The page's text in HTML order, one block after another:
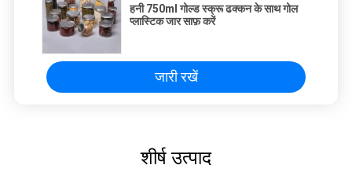
हनी 750ml गोल्ड स्क्रू ढक्कन के साथ गोल
प्लास्टिक जार साफ़ करें
जारी रखें
शीर्ष उत्पाद